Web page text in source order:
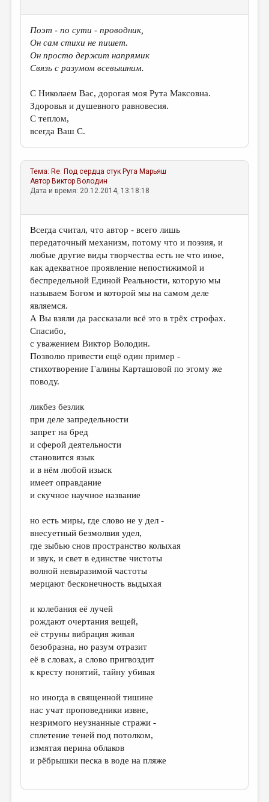
ЦИКЛЫ ПУБЛИКАЦИЙ
ТРЕДИАКОВСКИЙ
МЕДИА
ВКОНТАКТЕ
Поэт - по сути - проводник,
Он сам стихи не пишет.
Он просто держит напрямик
Связь с разумом всевышним.
С Николаем Вас, дорогая моя Рута Максовна.
Здоровья и душевного равновесия.
С теплом,
всегда Ваш С.
Тема: Re: Под сердца стук Рута Марьяш
Автор Виктор Володин
Дата и время: 20.12.2014, 13:18:18
Всегда считал, что автор - всего лишь
передаточный механизм, потому что и поэзия, и
любые другие виды творчества есть не что иное,
как адекватное проявление непостижимой и
беспредельной Единой Реальности, которую мы
называем Богом и которой мы на самом деле
являемся.
А Вы взяли да рассказали всё это в трёх строфах.
Спасибо,
с уважением Виктор Володин.
Позволю привести ещё один пример -
стихотворение Галины Карташовой по этому же
поводу.
ликбез безлик
при деле запредельности
запрет на бред
и сферой деятельности
становится язык
и в нём любой изыск
имеет оправдание
и скучное научное название
но есть миры, где слово не у дел -
внесуетный безмолвия удел,
где зыбью снов пространство колыхая
и звук, и свет в единстве чистоты
волной невыразимой частоты
мерцают бесконечность выдыхая
и колебания её лучей
рождают очертания вещей,
её струны вибрация живая
безобразна, но разум отразит
её в словах, а слово пригвоздит
к кресту понятий, тайну убивая
но иногда в священной тишине
нас учат проповедники извне,
незримого неузнанные стражи -
сплетение теней под потолком,
измятая перина облаков
и рёбрышки песка в воде на пляже